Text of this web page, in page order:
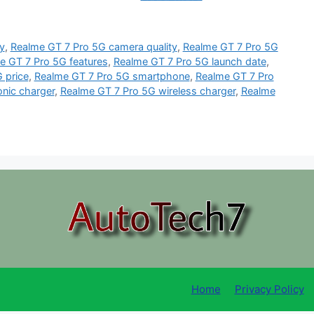
, Realme GT 7 Pro 5G camera quality, Realme GT 7 Pro 5G
GT 7 Pro 5G features, Realme GT 7 Pro 5G launch date,
price, Realme GT 7 Pro 5G smartphone, Realme GT 7 Pro
charger, Realme GT 7 Pro 5G wireless charger, Realme
Home Privacy Policy